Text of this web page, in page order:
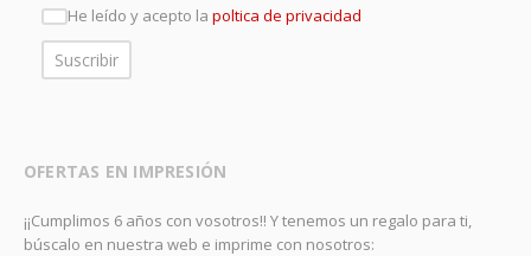
He leído y acepto la poltica de privacidad
OFERTAS EN IMPRESIÓN
¡¡Cumplimos 6 años con vosotros!! Y tenemos un regalo para ti,
búscalo en nuestra web e imprime con nosotros: